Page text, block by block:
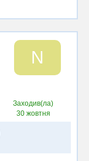
N
Заходив(ла)
30 жовтня